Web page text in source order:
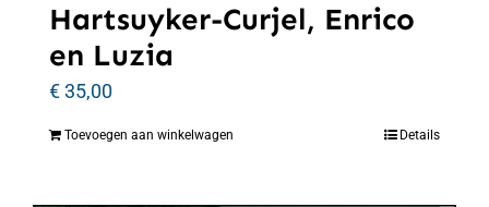
Hartsuyker-Curjel, Enrico
en Luzia
€35,00
Toevoegen aan winkelwagen Details